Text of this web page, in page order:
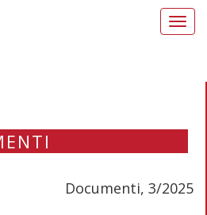
Documenti, 3/2025